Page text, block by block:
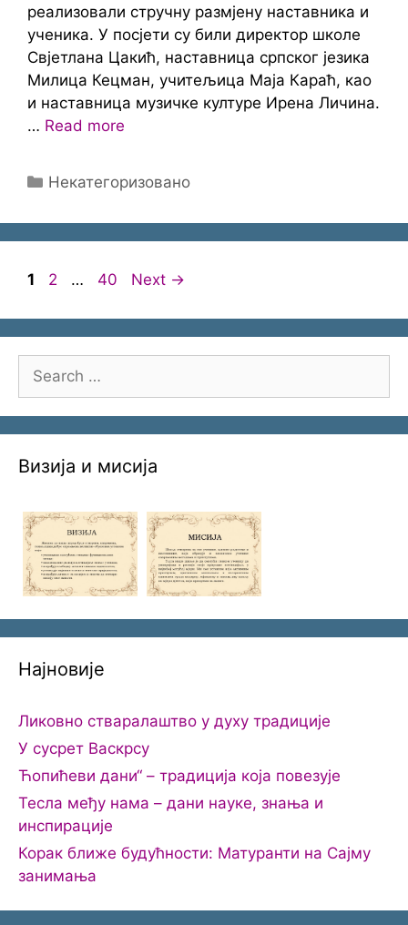
реализовали стручну размјену наставника и
ученика. У посјети су били директор школе
Свјетлана Цакић, наставница српског језика
Милица Кецман, учитељица Маја Караћ, као
и наставница музичке културе Ирена Личина.
… Read more
Categories
Некатегоризовано
Page
1 Page
2 … Page
40 Next →
Search
for:
Визија и мисија
Најновије
Ликовно стваралаштво у духу традиције
У сусрет Васкрсу
Ћопићеви дани“ – традиција која повезује
Тесла међу нама – дани науке, знања и
инспирације
Корак ближе будућности: Матуранти на Сајму
занимања